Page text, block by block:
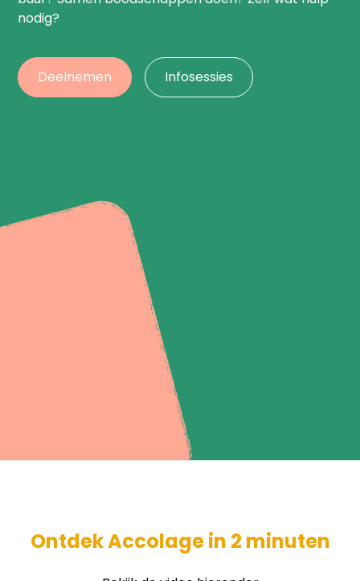
nodig?​
Deelnemen Infosessies
Ontdek Accolage in 2 minuten